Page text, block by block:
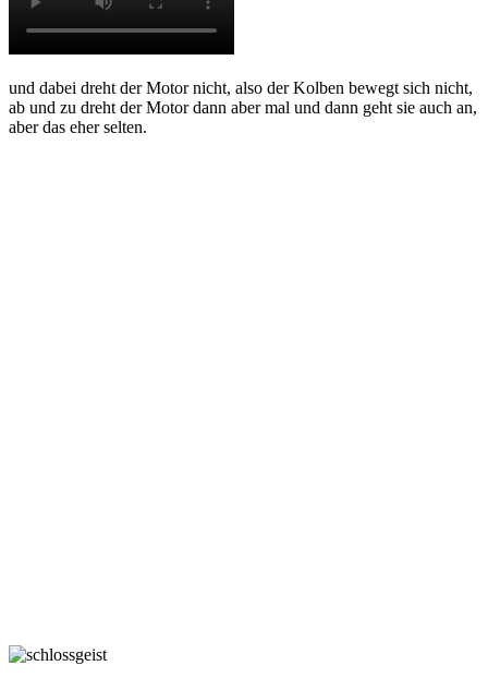
und dabei dreht der Motor nicht, also der Kolben bewegt sich nicht,
ab und zu dreht der Motor dann aber mal und dann geht sie auch an,
aber das eher selten.